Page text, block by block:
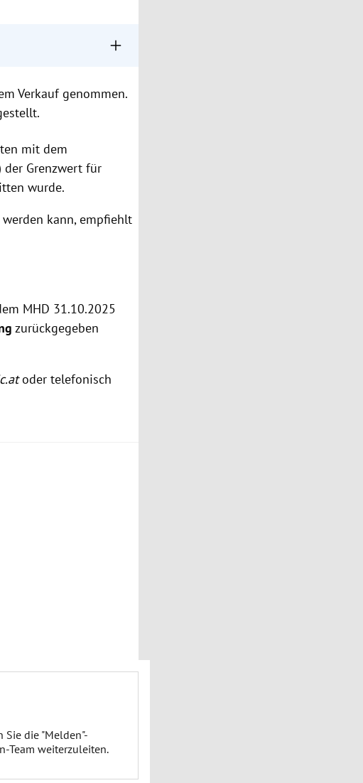
oder +43 1
Verkauf genommen.
mit dem
der Grenzwert für
wurde.
kann, empfiehlt
MHD 31.10.2025
zurückgegeben
oder telefonisch